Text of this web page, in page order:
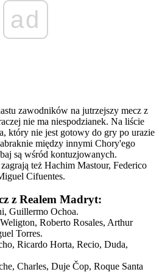
ad
zawodników na jutrzejszy mecz z
nie ma niespodzianek. Na liście
który nie jest gotowy do gry po urazie
między innymi Chory'ego
są wśród kontuzjowanych.
też Hachim Mastour, Federico
Cifuentes.
z Realem Madryt:
Guillermo Ochoa.
Roberto Rosales, Arthur
Torres.
Ricardo Horta, Recio, Duda,
Charles, Duje Čop, Roque Santa